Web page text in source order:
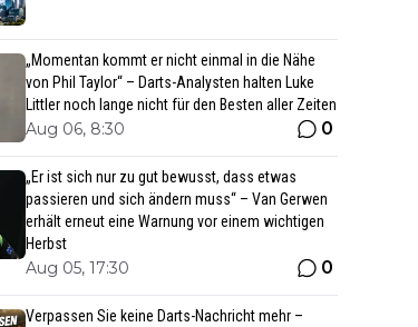
„Momentan kommt er nicht einmal in die Nähe
von Phil Taylor“ – Darts-Analysten halten Luke
Littler noch lange nicht für den Besten aller Zeiten
Aug 06, 8:30 0
„Er ist sich nur zu gut bewusst, dass etwas
passieren und sich ändern muss“ – Van Gerwen
erhält erneut eine Warnung vor einem wichtigen
Herbst
Aug 05, 17:30 0
Verpassen Sie keine Darts-Nachricht mehr –